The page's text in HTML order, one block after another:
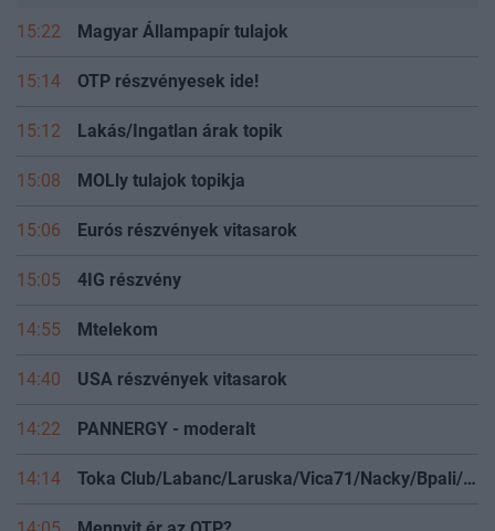
15:22 Magyar Állampapír tulajok
15:14 OTP részvényesek ide!
15:12 Lakás/Ingatlan árak topik
15:08 MOLly tulajok topikja
15:06 Eurós részvények vitasarok
15:05 4IG részvény
14:55 Mtelekom
14:40 USA részvények vitasarok
14:22 PANNERGY - moderalt
14:14 Toka Club/Labanc/Laruska/Vica71/Nacky/Bpali/Oldrider/Josefernando/Mcbull/Kawaszabi